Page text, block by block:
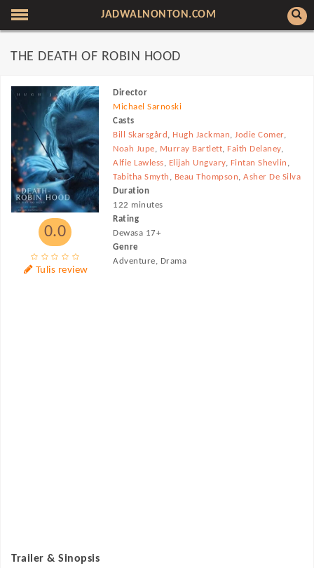
JADWALNONTON.COM
THE DEATH OF ROBIN HOOD
0.0
Tulis review
Director
Michael Sarnoski
Casts
Bill Skarsgård , Hugh Jackman,Jodie Comer,
Noah Jupe, Murray Bartlett, Faith Delaney,
Alfie Lawless, Elijah Ungvary, Fintan Shevlin ,
Tabitha Smyth , Beau Thompson,Asher De Silva
Duration
122 minutes
Rating
Dewasa 17+
Genre
Adventure, Drama
Trailer & Sinopsis